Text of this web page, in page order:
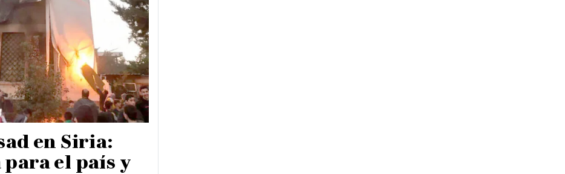
en Siria:
para el país y